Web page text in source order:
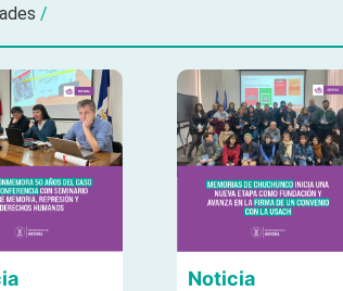
/
Noticia